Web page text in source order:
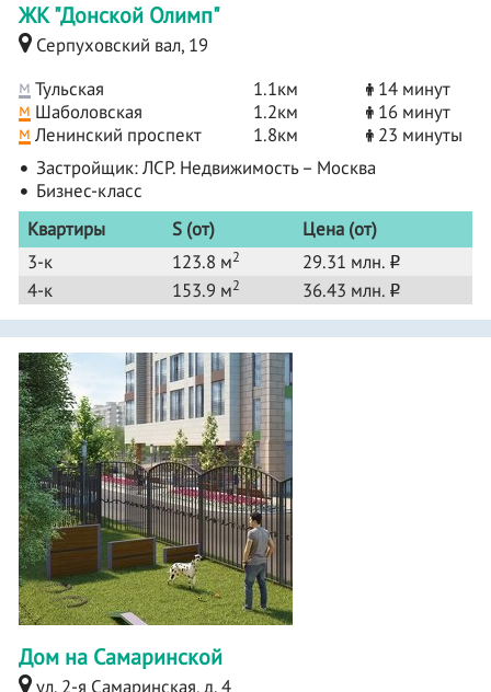
ЖК "Донской Олимп"
Серпуховский вал, 19
м Тульская 1.1км
14 минут
м Шаболовская 1.2км
16 минут
м Ленинский проспект 1.8км
23 минуты
Застройщик:ЛСР. Недвижимость – Москва
Бизнес-класс
Квартиры
S (от)
Цена (от)
3-к
123.8 м2 29.31 млн. o
4-к 153.9 м2 36.43 млн. o
Дом на Самаринской
ул. 2-я Самаринская, д. 4